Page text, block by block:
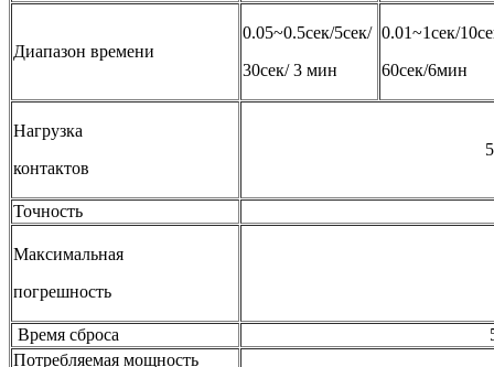
Диапазон времени
0.05~0.5сек/5сек/
30сек/ 3 мин
0.01~1сек/
60сек/6мин
Нагрузка
контактов
5А 250VAC, 5A
Точность
Максимальная
погрешность
Время сброса
5 секунд
Потребляемая мощность